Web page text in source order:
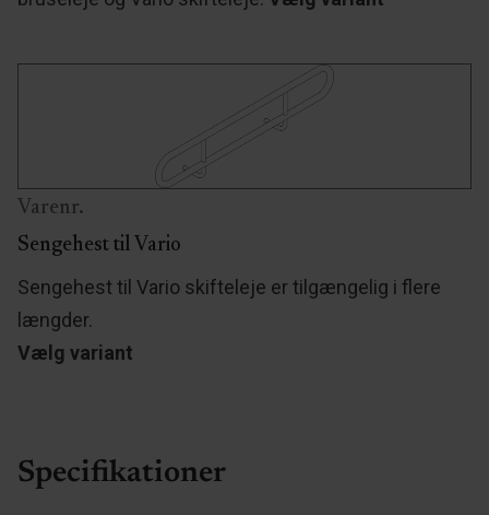
Varenr.
Sengehest til Vario
Sengehest til Vario skifteleje er tilgængelig i flere
længder.
Vælg variant
Specifikationer